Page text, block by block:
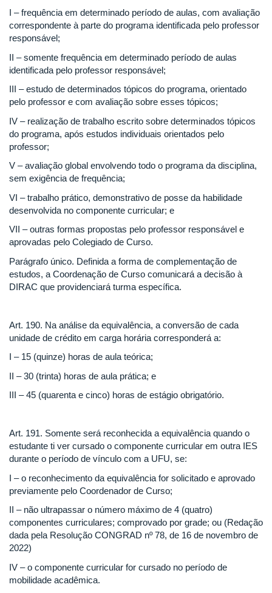
I – frequência em determinado período de aulas, com avaliação
correspondente à parte do programa identificada pelo professor
responsável;
II – somente frequência em determinado período de aulas
identificada pelo professor responsável;
III – estudo de determinados tópicos do programa, orientado
pelo professor e com avaliação sobre esses tópicos;
IV – realização de trabalho escrito sobre determinados tópicos
do programa, após estudos individuais orientados pelo
professor;
V – avaliação global envolvendo todo o programa da disciplina,
sem exigência de frequência;
VI – trabalho prático, demonstrativo de posse da habilidade
desenvolvida no componente curricular; e
VII – outras formas propostas pelo professor responsável e
aprovadas pelo Colegiado de Curso.
Parágrafo único. Definida a forma de complementação de
estudos, a Coordenação de Curso comunicará a decisão à
DIRAC que providenciará turma específica.
Art. 190. Na análise da equivalência, a conversão de cada
unidade de crédito em carga horária corresponderá a:
I – 15 (quinze) horas de aula teórica;
II – 30 (trinta) horas de aula prática; e
III – 45 (quarenta e cinco) horas de estágio obrigatório.
Art. 191. Somente será reconhecida a equivalência quando o
estudante ti ver cursado o componente curricular em outra IES
durante o período de vínculo com a UFU, se:
I – o reconhecimento da equivalência for solicitado e aprovado
previamente pelo Coordenador de Curso;
II – não ultrapassar o número máximo de 4 (quatro)
componentes curriculares; comprovado por grade; ou (Redação
dada pela Resolução CONGRAD nº 78, de 16 de novembro de
2022)
IV – o componente curricular for cursado no período de
mobilidade acadêmica.